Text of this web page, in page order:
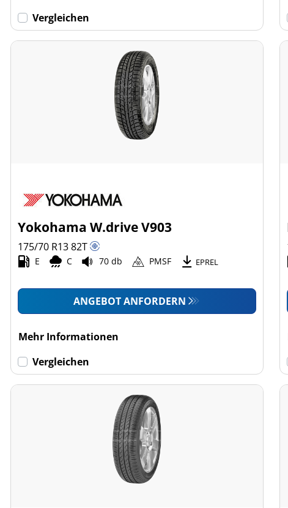
Vergleichen
Yokohama W.drive V903
175/70 R1382T
E C 70 db PMSF EPREL
ANGEBOT ANFORDERN
Mehr Informationen
Vergleichen